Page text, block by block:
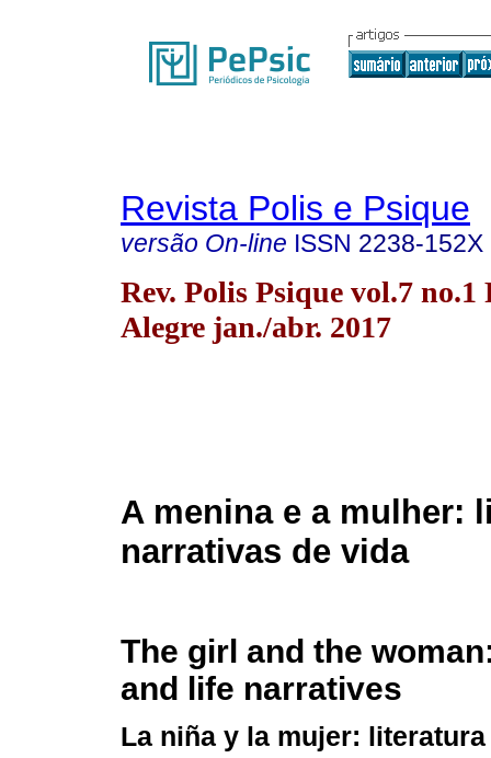
Revista Polis e Psique
versão On-line ISSN 2238-152X
Rev. Polis Psique vol.7 no.1
Alegre jan./abr. 2017
A menina e a mulher:
narrativas de vida
The girl and the
and life narratives
La niña y la mujer: